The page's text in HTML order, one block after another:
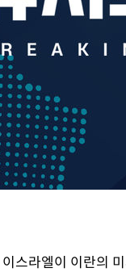
행과 방해금지 촉구
…이건 체스게임"
스라엘이 이란의